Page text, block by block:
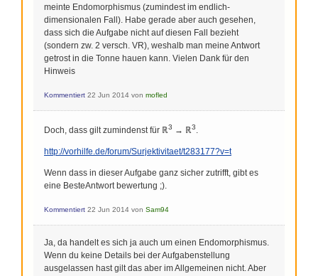
meinte Endomorphismus (zumindest im endlich-
dimensionalen Fall). Habe gerade aber auch gesehen,
dass sich die Aufgabe nicht auf diesen Fall bezieht
(sondern zw. 2 versch. VR), weshalb man meine Antwort
getrost in die Tonne hauen kann. Vielen Dank für den
Hinweis
Kommentiert 22 Jun 2014 von mofled
Doch, dass gilt zumindenst für ℝ3 → ℝ3.
http://vorhilfe.de/forum/Surjektivitaet/t283177?v=t
Wenn dass in dieser Aufgabe ganz sicher zutrifft, gibt es
eine BesteAntwort bewertung ;).
Kommentiert 22 Jun 2014 von Sam94
Ja, da handelt es sich ja auch um einen Endomorphismus.
Wenn du keine Details bei der Aufgabenstellung
ausgelassen hast gilt das aber im Allgemeinen nicht. Aber